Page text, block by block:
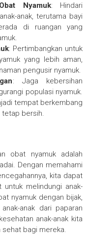
Nyamuk: Hindari
anak, terutama bayi
di ruangan yang
: Pertimbangkan untuk
yang lebih aman,
pengusir nyamuk.
: Jaga kebersihan
populasi nyamuk.
tempat berkembang
tetap bersih.
obat nyamuk adalah
Dengan memahami
kita dapat
untuk melindungi anak-
nyamuk dengan bijak,
anak dari paparan
anak-anak kita
sehat bagi mereka.